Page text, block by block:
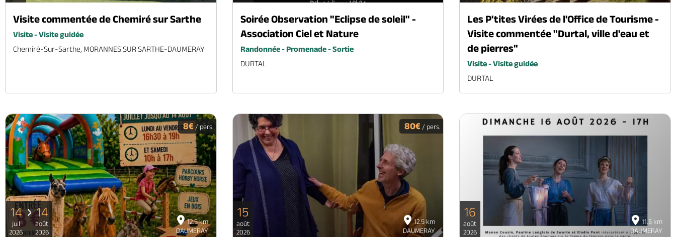
Visite commentée de Chemiré sur Sarthe
Visite - Visite guidée
Chemiré-Sur-Sarthe, MORANNES SUR SARTHE-DAUMERAY
Soirée Observation "Eclipse de soleil" -
Association Ciel et Nature
Randonnée - Promenade - Sortie
DURTAL
Les P'tites Virées de l'Office de Tourisme -
Visite commentée "Durtal, ville d'eau et
de pierres"
Visite - Visite guidée
DURTAL
12.5 km
DAUMERAY
8€/ pers.
14
juil
2026
14
août
2026
12.5 km
DAUMERAY
80€ / pers.
15
août
2026
11.5 km
DAUMERAY
16
août
2026